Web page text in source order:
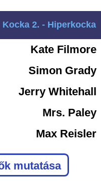
Kocka 2. - Hiperkocka
Kate Filmore
Simon Grady
Jerry Whitehall
Mrs. Paley
Max Reisler
mutatása